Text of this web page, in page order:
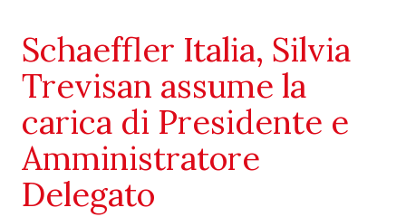
Schaeffler Italia, Silvia
Trevisan assume la
carica di Presidente e
Amministratore
Delegato